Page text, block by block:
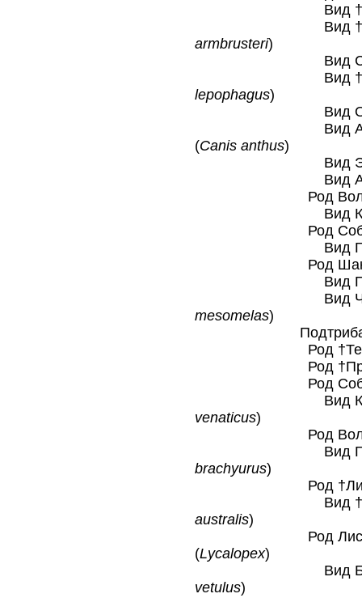
Вид
Вид †Волк
armbrusteri)
Вид Серый
Вид †Койот
lepophagus)
Вид
Вид
(Canis anthus)
Вид
Вид
Род Волки
Вид
Род Собаки
Вид
Род Шакалы
Вид
Вид
mesomelas)
Подтриба
Род
Род
Род Собаки
Вид
venaticus)
Род Волки
Вид
brachyurus)
Род †Лисицы
Вид
australis)
Род Лисицы
(Lycalopex)
Вид
vetulus)